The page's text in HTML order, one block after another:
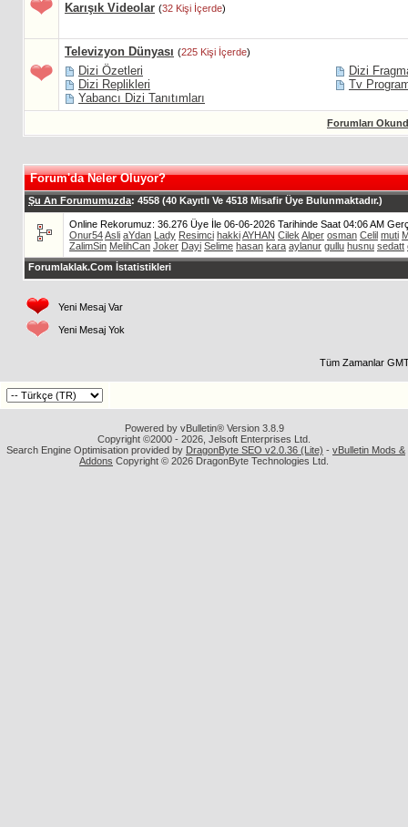
Karışık Videolar (32 Kişi İçerde)
Televizyon Dünyası (225 Kişi İçerde)
Dizi Özetleri
Dizi
Dizi Replikleri
Tv
Yabancı Dizi Tanıtımları
Forumları
Forum'da Neler Oluyor?
Şu An Forumumuzda: 4558 (40 Kayıtlı Ve 4518 Misafir Üye Bulunmaktadır.)
Online Rekorumuz: 36.276 Üye İle 06-06-2026 Tarihinde Saat 04:06 AM
Onur54Asli aYdan Lady Resimci hakkiAYHAN Cilek Alper osman Celil muti
ZalimSin MelihCan Joker Dayi Selime hasan kara aylanur gullu husnu sedatt
Forumlaklak.Com İstatistikleri
Yeni Mesaj Var
Yeni Mesaj Yok
Tüm Zamanlar
Powered by vBulletin® Version 3.8.9
Copyright ©2000 - 2026, Jelsoft Enterprises Ltd.
Search Engine Optimisation provided by DragonByte SEO v2.0.36 (Lite) - vBulletin Mods &
Addons Copyright © 2026 DragonByte Technologies Ltd.